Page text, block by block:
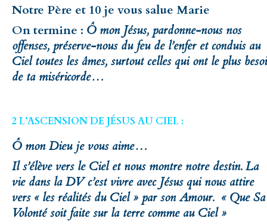
Notre Père et 10 je vous salue Marie
On termine : Ô mon Jésus, pardonne-nous nos
offenses, préserve-nous du feu de l’enfer et conduis au
Ciel toutes les âmes, surtout celles qui ont le plus
de ta miséricorde…
2 L’ASCENSION DE JÉSUS AU CIEL :
Ô mon Dieu je vous aime…
Il s’élève vers le Ciel et nous montre notre destin. La
vie dans la DV c’est vivre avec Jésus qui nous attire
vers « les réalités du Ciel » par son Amour. « Que Sa
Volonté soit faite sur la terre comme au Ciel »